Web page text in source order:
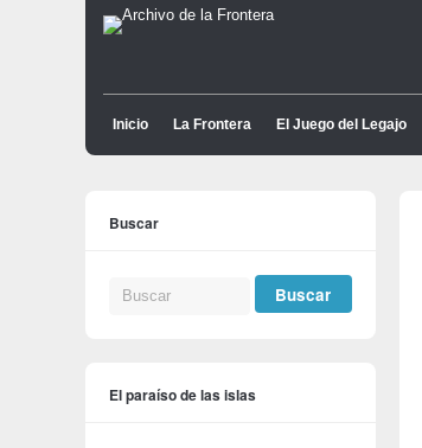
Inicio La Frontera El Juego del Legajo
Buscar
El paraíso de las islas